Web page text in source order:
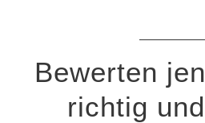
Bewerten
richtig